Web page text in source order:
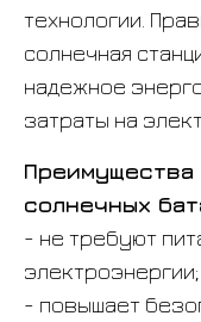
технологии.
солнечная
надежное
затраты на
солнечных
- не требуют
электроэнергии;
- повышает